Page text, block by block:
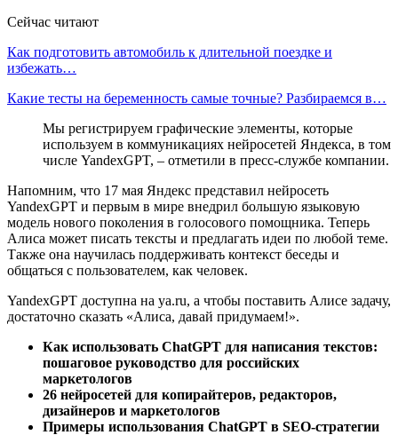
Сейчас читают
Как подготовить автомобиль к длительной поездке и
избежать…
Какие тесты на беременность самые точные? Разбираемся в…
Мы регистрируем графические элементы, которые
используем в коммуникациях нейросетей Яндекса, в том
числе YandexGPT, – отметили в пресс-службе компании.
Напомним, что 17 мая Яндекс представил нейросеть
YandexGPT и первым в мире внедрил большую языковую
модель нового поколения в голосового помощника. Теперь
Алиса может писать тексты и предлагать идеи по любой теме.
Также она научилась поддерживать контекст беседы и
общаться с пользователем, как человек.
YandexGPT доступна на ya.ru, а чтобы поставить Алисе задачу,
достаточно сказать «Алиса, давай придумаем!».
Как использовать ChatGPT для написания текстов:
пошаговое руководство для российских
маркетологов
26 нейросетей для копирайтеров, редакторов,
дизайнеров и маркетологов
Примеры использования ChatGPT в SEO-стратегии